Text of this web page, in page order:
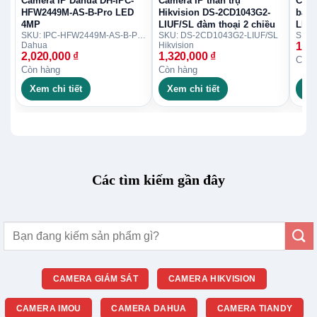
Với nhu cầu giám sát cơ bản nhưng muốn hình ảnh
đẹp và ít báo động giả, dòngcamera IP Hikvision
dome
này là giải pháp cân bằng giữa chi phí và hiệu
suất.
HFW2449M-AS-B-Pro LED
4MP
SKU: IPC-HFW2449M-AS-B-PRO
Dahua
2,020,000 ₫
Còn hàng
Xem chi tiết
Hikvision DS-2CD1043G2-
LIUF/SL đàm thoại 2 chiều
SKU: DS-2CD1043G2-LIUF/SL
Hikvision
1,320,000 ₫
Còn hàng
Xem chi tiết
bán
LIU
Còn
Các tìm kiếm gần đây
Tìm
kiếm:
CAMERA GIÁM SÁT CAMERA HIKVISION
CAMERA IMOU CAMERA DAHUA CAMERA TIANDY